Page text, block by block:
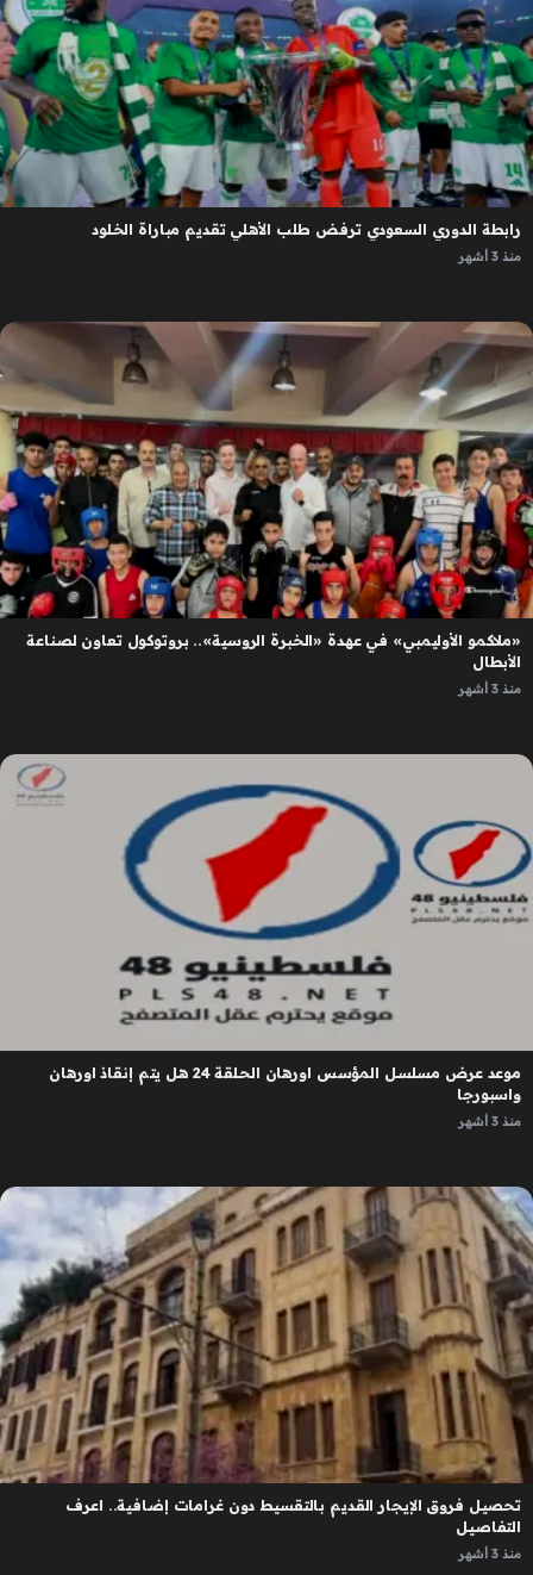
رابطة الدوري السعودي ترفض طلب الأهلي تقديم مباراة الخلود
منذ 3 أشهر
«ملاكمو الأوليمبي» في عهدة «الخبرة الروسية».. بروتوكول تعاون لصناعة
الأبطال
منذ 3 أشهر
موعد عرض مسلسل المؤسس اورهان الحلقة 24 هل يتم إنقاذ اورهان
واسبورجا
منذ 3 أشهر
تحصيل فروق الإيجار القديم بالتقسيط دون غرامات إضافية.. اعرف
التفاصيل
منذ 3 أشهر